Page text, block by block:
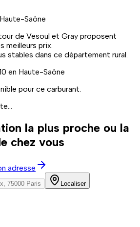
Haute-Saône
de Vesoul et Gray proposent
meilleurs prix.
stables dans ce département rural.
en Haute-Saône
pour ce carburant.
la plus proche ou la
chez vous
adresse
Localiser